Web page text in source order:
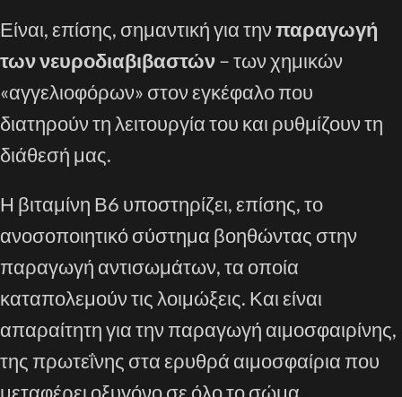
Είναι, επίσης, σημαντική για τηνπαραγωγή
των νευροδιαβιβαστών– των χημικών
«αγγελιοφόρων» στον εγκέφαλο που
διατηρούν τη λειτουργία του και ρυθμίζουν τη
διάθεσή μας.
Η βιταμίνη Β6 υποστηρίζει, επίσης, το
ανοσοποιητικό σύστημα βοηθώντας στην
παραγωγή αντισωμάτων, τα οποία
καταπολεμούν τις λοιμώξεις. Και είναι
απαραίτητη για την παραγωγή αιμοσφαιρίνης,
της πρωτεΐνης στα ερυθρά αιμοσφαίρια που